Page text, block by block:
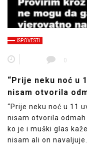
ISPOVESTI
0
“Prije neku noć u
nisam otvorila
“Prije neku noć u 11
nisam otvorila
ko je i muški glas
nisam ali on